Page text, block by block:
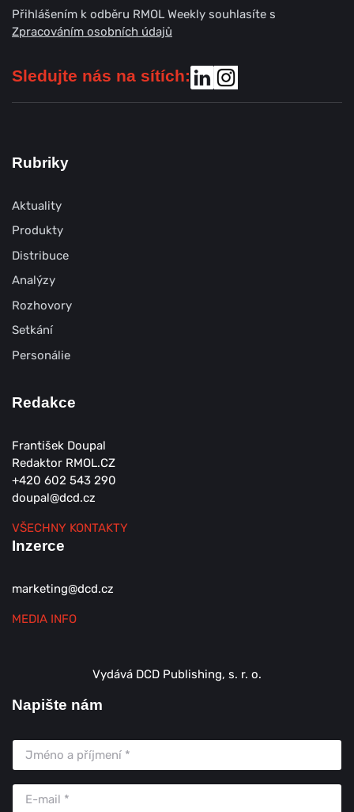
Přihlášením k odběru RMOL Weekly souhlasíte s
Zpracováním osobních údajů
Sledujte nás na sítích:
Rubriky
Aktuality
Produkty
Distribuce
Analýzy
Rozhovory
Setkání
Personálie
Redakce
František Doupal
Redaktor RMOL.CZ
+420 602 543 290
doupal@dcd.cz
VŠECHNY KONTAKTY
Inzerce
marketing@dcd.cz
MEDIA INFO
Vydává DCD Publishing, s. r. o.
Napište nám